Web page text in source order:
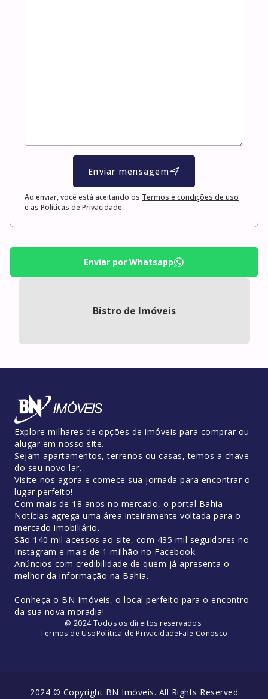
Enviar mensagem
Ao enviar, você está aceitando os Termos e condições de uso
e as Políticas de Privacidade
Enviar por Whatsapp
Bistro de Imóveis
Explore milhares de opções de imóveis para comprar ou
alugar em nosso site.
Sejam apartamentos, terrenos ou casas, temos a chave
do seu novo lar.
Visite-nos agora e comece sua jornada para encontrar o
lugar perfeito!
Com mais de 18 anos no mercado, o portal Bahia
Notícias agrega uma área inteiramente voltada para o
mercado imobiliário.
São 140 mil acessos ao site, com 435 mil seguidores no
Instagram e mais de 1 milhão no Facebook.
Anúncios com credibilidade de quem já apresenta o
melhor da informação na Bahia.
Conheça o BN Imóveis, o local perfeito para o encontro
da sua nova moradia!
@ 2024 Todos os direitos reservados.
Termos de UsoPolítica de PrivacidadeFale Conosco
2024 © Copyright BN Imóveis. All Rights Reserved